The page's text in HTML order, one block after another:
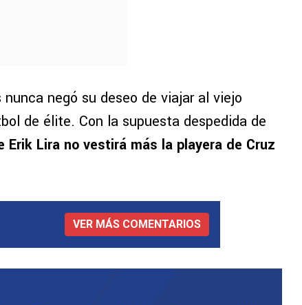
negó su deseo de viajar al viejo
de élite. Con la supuesta despedida de
Erik Lira no vestirá más la playera de Cruz
VER MÁS COMENTARIOS